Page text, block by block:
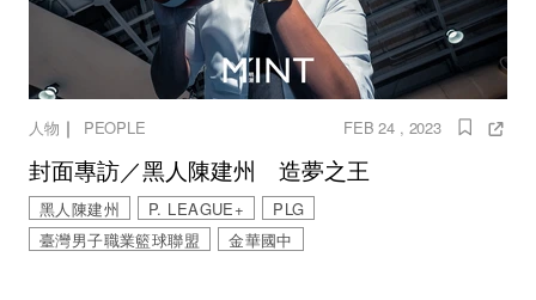
人物 ｜ PEOPLE FEB 24 , 2023
封面專訪／黑人陳建州 造夢之王
黑人陳建州 P. LEAGUE+
PLG
臺灣男子職業籃球聯盟
金華國中